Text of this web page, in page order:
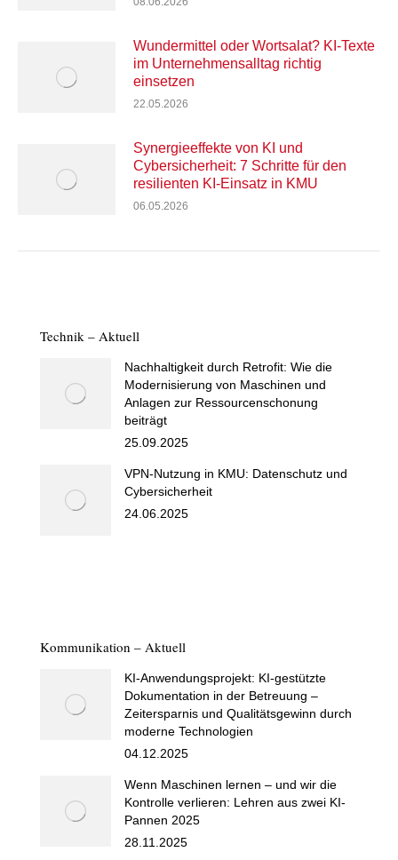
Wundermittel oder Wortsalat? KI-Texte
im Unternehmensalltag richtig
einsetzen
22.05.2026
Synergieeffekte von KI und
Cybersicherheit: 7 Schritte für den
resilienten KI-Einsatz in KMU
06.05.2026
Technik – Aktuell
Nachhaltigkeit durch Retrofit: Wie die
Modernisierung von Maschinen und
Anlagen zur Ressourcenschonung
beiträgt
25.09.2025
VPN-Nutzung in KMU: Datenschutz und
Cybersicherheit
24.06.2025
Kommunikation – Aktuell
KI-Anwendungsprojekt: KI-gestützte
Dokumentation in der Betreuung –
Zeitersparnis und Qualitätsgewinn durch
moderne Technologien
04.12.2025
Wenn Maschinen lernen – und wir die
Kontrolle verlieren: Lehren aus zwei KI-
Pannen 2025
28.11.2025